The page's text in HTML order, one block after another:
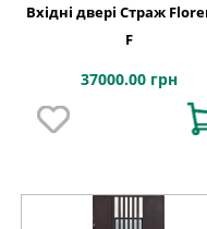
Вхідні двері Страж
F
37000.00 грн